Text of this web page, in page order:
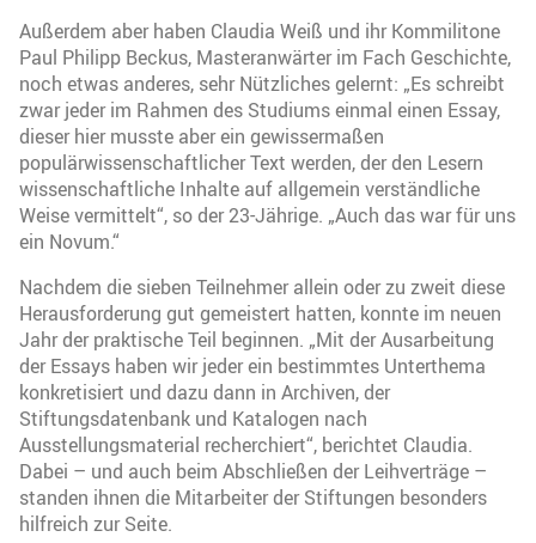
Außerdem aber haben Claudia Weiß und ihr Kommilitone
Paul Philipp Beckus, Masteranwärter im Fach Geschichte,
noch etwas anderes, sehr Nützliches gelernt: „Es schreibt
zwar jeder im Rahmen des Studiums einmal einen Essay,
dieser hier musste aber ein gewissermaßen
populärwissenschaftlicher Text werden, der den Lesern
wissenschaftliche Inhalte auf allgemein verständliche
Weise vermittelt“, so der 23-Jährige. „Auch das war für uns
ein Novum.“
Nachdem die sieben Teilnehmer allein oder zu zweit diese
Herausforderung gut gemeistert hatten, konnte im neuen
Jahr der praktische Teil beginnen. „Mit der Ausarbeitung
der Essays haben wir jeder ein bestimmtes Unterthema
konkretisiert und dazu dann in Archiven, der
Stiftungsdatenbank und Katalogen nach
Ausstellungsmaterial recherchiert“, berichtet Claudia.
Dabei – und auch beim Abschließen der Leihverträge –
standen ihnen die Mitarbeiter der Stiftungen besonders
hilfreich zur Seite.